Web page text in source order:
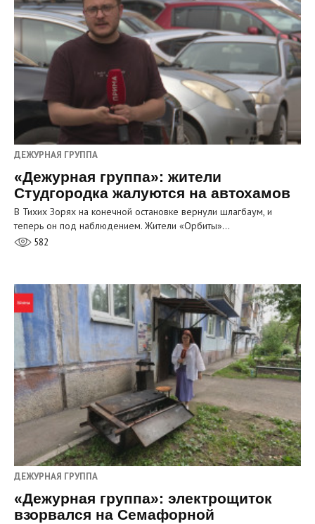
ДЕЖУРНАЯ ГРУППА
«Дежурная группа»: жители
Студгородка жалуются на автохамов
В Тихих Зорях на конечной остановке вернули шлагбаум, и
теперь он под наблюдением. Жители «Орбиты»…
582
ДЕЖУРНАЯ ГРУППА
«Дежурная группа»: электрощиток
взорвался на Семафорной